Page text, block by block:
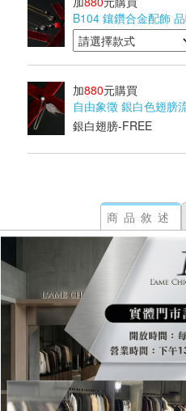
B104 鑲鑽合金配飾
加880元購買
自由象徵 銀白色翅膀
銀白翅膀-FREE
商品敘述